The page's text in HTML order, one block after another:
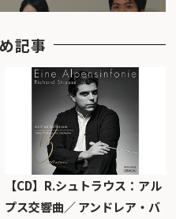
記事
【CD】R.シュトラウス：アル
プス交響曲／ アンドレア・バ